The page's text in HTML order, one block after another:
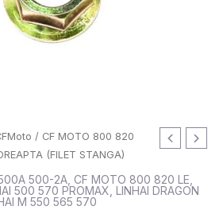
/ CF MOTO 800 820
(FILET STANGA)
500-2A CF MOTO 800 820 LE
500 570 PROMAX LINHAI DRAGON
M 550 565 570